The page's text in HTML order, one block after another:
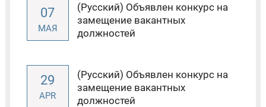
07
МАЯ
(Русский) Объявлен конкурс на
замещение вакантных
должностей
29
APR
(Русский) Объявлен конкурс на
замещение вакантных
должностей